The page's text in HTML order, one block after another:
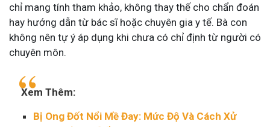
chỉ mang tính tham khảo, không thay thế cho chẩn đoán
hay hướng dẫn từ bác sĩ hoặc chuyên gia y tế. Bà con
không nên tự ý áp dụng khi chưa có chỉ định từ người có
chuyên môn.
Xem Thêm:
Bị Ong Đốt Nổi Mề Đay: Mức Độ Và Cách Xử